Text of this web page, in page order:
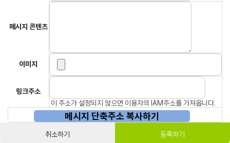
메시지 콘텐츠
이미지
링크주소
이 주소가 설정되지 않으면 이용자의 IAM주소를 가져옵니다.
메시지 단축주소 복사하기
취소하기 등록하기